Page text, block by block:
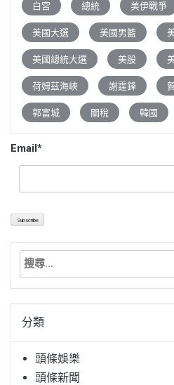
白宮 總統 美伊戰爭
美國大選 美國男籃
美國總統大選 美股
荷姆茲海峽 謝霆鋒
郭富城 關稅 韓國
Email*
搜
關
字:分類
頭條娛樂
頭條新聞